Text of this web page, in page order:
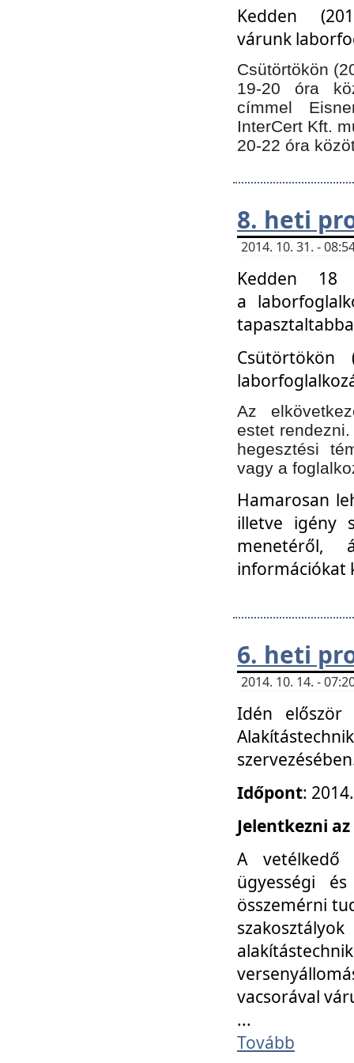
Kedden
várunk
Csütörtökön
19-20 óra
címmel
InterCert Kft.
20-22 óra
8. heti
2014. 10. 31. -
Kedden 18
a
Az
estet
hegesztési
vagy a
Hamarosan
illetve igény
menetéről,
információkat
6. heti
2014. 10. 14. -
Idén
Időpont:
Jelentkezni az
A vetélkedő
ügyességi
összemérni
vacsorával
...
Tovább